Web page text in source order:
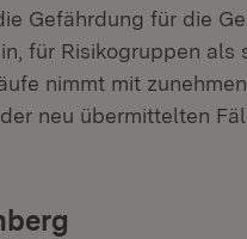
Gefährdung für die
für Risikogruppen als
nimmt mit
neu übermittelten